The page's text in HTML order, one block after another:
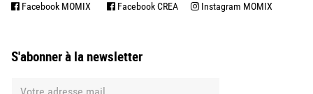
Facebook MOMIX Facebook CREA Instagram MOMIX
S'abonner à la newsletter